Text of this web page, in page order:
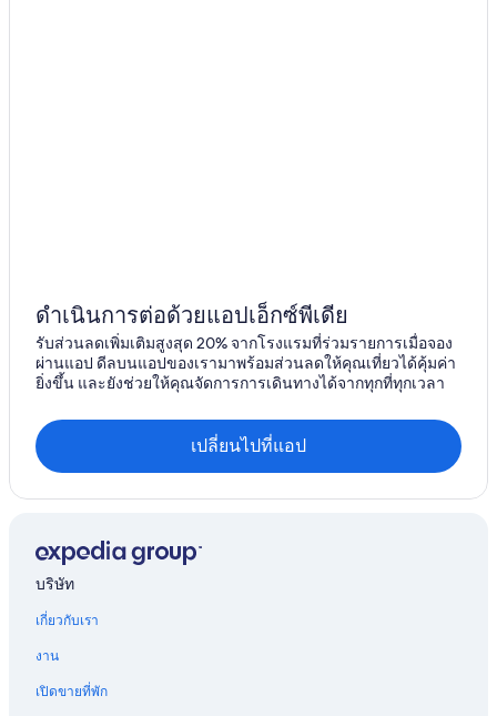
ดำเนินการต่อด้วยแอปเอ็กซ์พีเดีย
รับส่วนลดเพิ่มเติมสูงสุด 20% จากโรงแรมที่ร่วมรายการเมื่อจอง
ผ่านแอป ดีลบนแอปของเรามาพร้อมส่วนลดให้คุณเที่ยวได้คุ้มค่า
ยิ่งขึ้น และยังช่วยให้คุณจัดการการเดินทางได้จากทุกที่ทุกเวลา
เปลี่ยนไปที่แอป
บริษัท
เกี่ยวกับเรา
งาน
เปิดขายที่พัก